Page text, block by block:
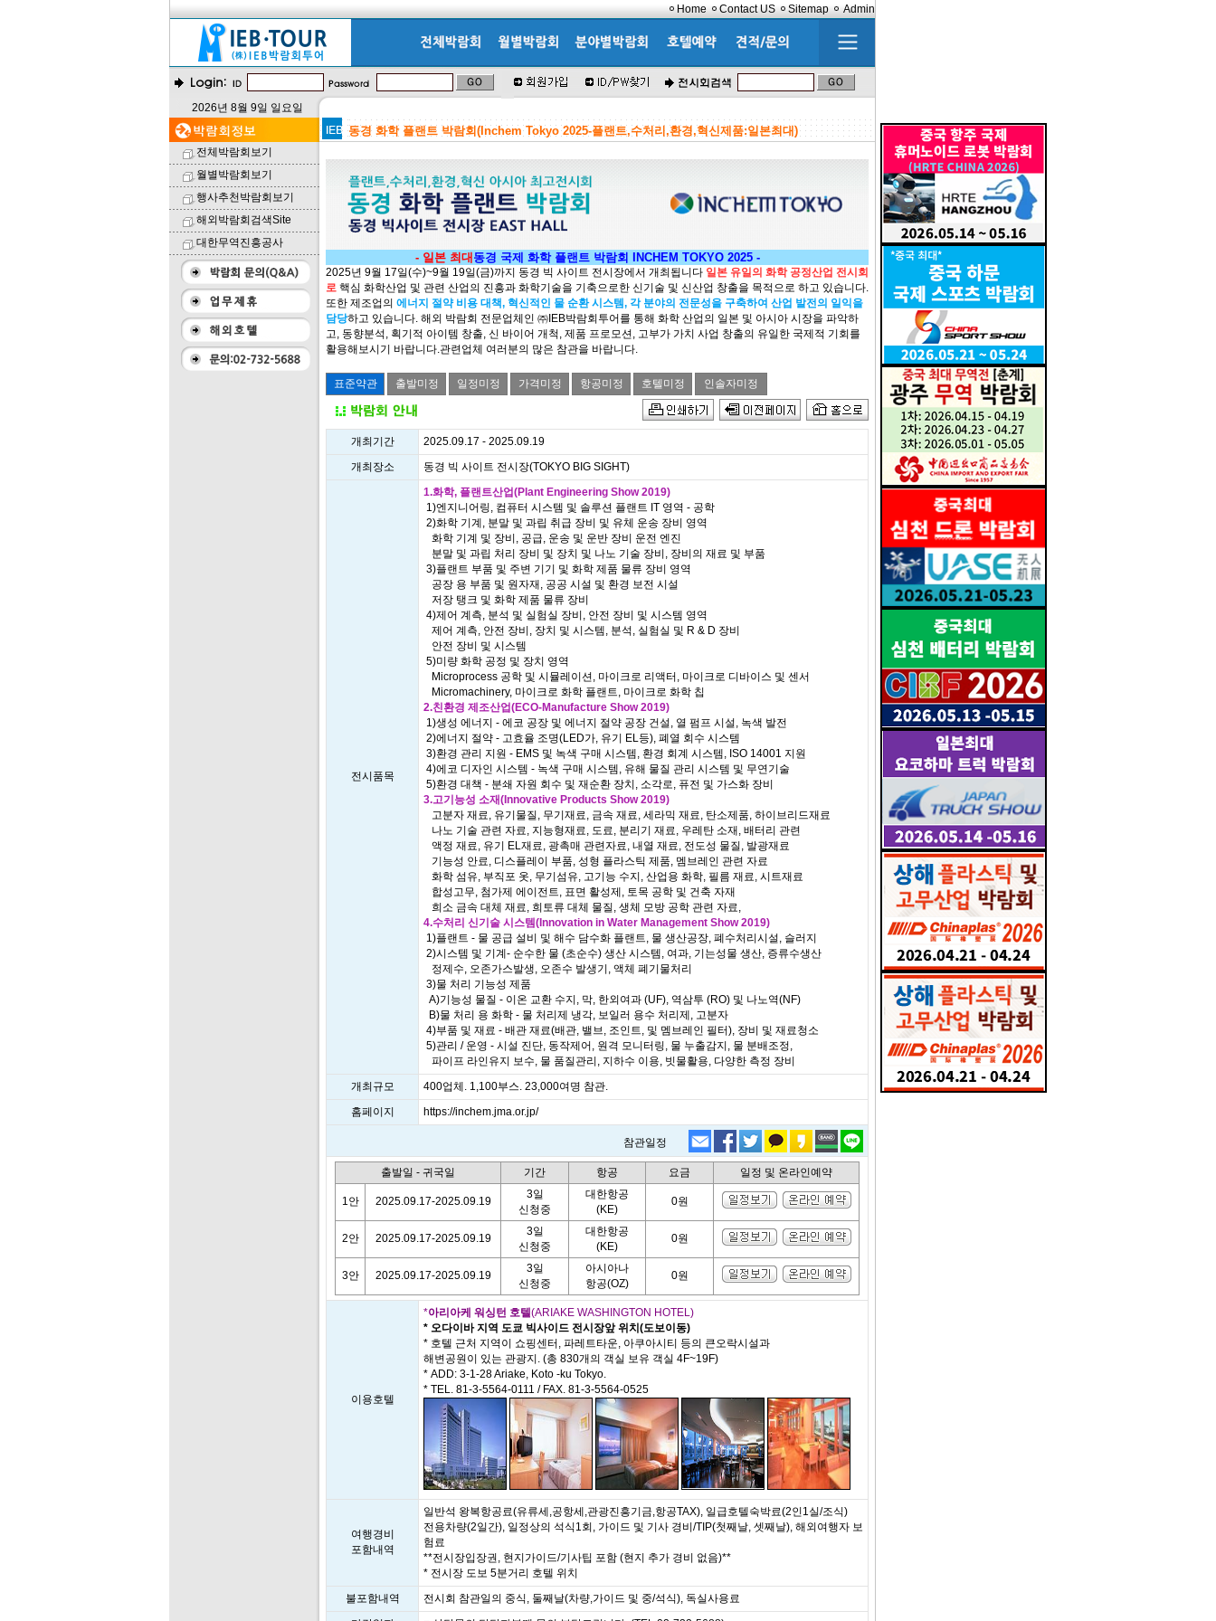
Home Contact US Sitemap Admin
2026년 8월 9일 일요일
전체박람회보기
월별박람회보기
행사추천박람회보기
해외박람회검색Site
대한무역진흥공사
동경 화학 플랜트 박람회(Inchem Tokyo 2025-플랜트,수처리,환경,혁신제품:일본최대)
- 일본 최대동경 국제 화학 플랜트 박람회 INCHEM TOKYO 2025 -
2025년 9월 17일(수)~9월 19일(금)까지 동경 빅 사이트 전시장에서 개최됩니다 일본 유일의 화학 공정산업 전시회
로 핵심 화학산업 및 관련 산업의 진흥과 화학기술을 기축으로한 신기술 및 신산업 창출을 목적으로 하고 있습니다.
또한 제조업의 에너지 절약 비용 대책, 혁신적인 물 순환 시스템, 각 분야의 전문성을 구축하여 산업 발전의 일익을
담당하고 있습니다. 해외 박람회 전문업체인 ㈜IEB박람회투어를 통해 화학 산업의 일본 및 아시아 시장을 파악하
고, 동향분석, 획기적 아이템 창출, 신 바이어 개척, 제품 프로모션, 고부가 가치 사업 창출의 유일한 국제적 기회를
활용해보시기 바랍니다.관련업체 여러분의 많은 참관을 바랍니다.
개최기간
2025.09.17 - 2025.09.19
개최장소
동경 빅 사이트 전시장(TOKYO BIG SIGHT)
전시품목
1.화학, 플랜트산업(Plant Engineering Show 2019)
1)엔지니어링, 컴퓨터 시스템 및 솔루션 플랜트 IT 영역 - 공학
2)화학 기계, 분말 및 과립 취급 장비 및 유체 운송 장비 영역
화학 기계 및 장비, 공급, 운송 및 운반 장비 운전 엔진
분말 및 과립 처리 장비 및 장치 및 나노 기술 장비, 장비의 재료 및 부품
3)플랜트 부품 및 주변 기기 및 화학 제품 물류 장비 영역
공장 용 부품 및 원자재, 공공 시설 및 환경 보전 시설
저장 탱크 및 화학 제품 물류 장비
4)제어 계측, 분석 및 실험실 장비, 안전 장비 및 시스템 영역
제어 계측, 안전 장비, 장치 및 시스템, 분석, 실험실 및 R & D 장비
안전 장비 및 시스템
5)미량 화학 공정 및 장치 영역
Microprocess 공학 및 시뮬레이션, 마이크로 리액터, 마이크로 디바이스 및 센서
Micromachinery, 마이크로 화학 플랜트, 마이크로 화학 칩
2.친환경 제조산업(ECO-Manufacture Show 2019)
1)생성 에너지 - 에코 공장 및 에너지 절약 공장 건설, 열 펌프 시설, 녹색 발전
2)에너지 절약 - 고효율 조명(LED가, 유기 EL등), 폐열 회수 시스템
3)환경 관리 지원 - EMS 및 녹색 구매 시스템, 환경 회계 시스템, ISO 14001 지원
4)에코 디자인 시스템 - 녹색 구매 시스템, 유해 물질 관리 시스템 및 무연기술
5)환경 대책 - 분쇄 자원 회수 및 재순환 장치, 소각로, 퓨전 및 가스화 장비
3.고기능성 소재(Innovative Products Show 2019)
고분자 재료, 유기물질, 무기재료, 금속 재료, 세라믹 재료, 탄소제품, 하이브리드재료
나노 기술 관련 자료, 지능형재료, 도료, 분리기 재료, 우레탄 소재, 배터리 관련
액정 재료, 유기 EL재료, 광촉매 관련자료, 내열 재료, 전도성 물질, 발광재료
기능성 안료, 디스플레이 부품, 성형 플라스틱 제품, 멤브레인 관련 자료
화학 섬유, 부직포 옷, 무기섬유, 고기능 수지, 산업용 화학, 필름 재료, 시트재료
합성고무, 첨가제 에이전트, 표면 활성제, 토목 공학 및 건축 자재
희소 금속 대체 재료, 희토류 대체 물질, 생체 모방 공학 관련 자료,
4.수처리 신기술 시스템(Innovation in Water Management Show 2019)
1)플랜트 - 물 공급 설비 및 해수 담수화 플랜트, 물 생산공장, 폐수처리시설, 슬러지
2)시스템 및 기계- 순수한 물 (초순수) 생산 시스템, 여과, 기는성물 생산, 증류수생산
정제수, 오존가스발생, 오존수 발생기, 액체 폐기물처리
3)물 처리 기능성 제품
A)기능성 물질 - 이온 교환 수지, 막, 한외여과 (UF), 역삼투 (RO) 및 나노역(NF)
B)물 처리 용 화학 - 물 처리제 냉각, 보일러 용수 처리제, 고분자
4)부품 및 재료 - 배관 재료(배관, 밸브, 조인트, 및 멤브레인 필터), 장비 및 재료청소
5)관리 / 운영 - 시설 진단, 동작제어, 원격 모니터링, 물 누출감지, 물 분배조정,
파이프 라인유지 보수, 물 품질관리, 지하수 이용, 빗물활용, 다양한 측정 장비
개최규모
400업체. 1,100부스. 23,000여명 참관.
홈페이지
https://inchem.jma.or.jp/
참관일정
출발일 - 귀국일 기간 항공 요금 일정 및 온라인예약
1안 2025.09.17-2025.09.19
3일
신청중
대한항공
(KE)
0원
2안 2025.09.17-2025.09.19
3일
신청중
대한항공
(KE)
0원
3안 2025.09.17-2025.09.19
3일
신청중
아시아나
항공(OZ)
0원
이용호텔
*아리아케 워싱턴 호텔(ARIAKE WASHINGTON HOTEL)
* 오다이바 지역 도쿄 빅사이드 전시장앞 위치(도보이동)
* 호텔 근처 지역이 쇼핑센터, 파레트타운, 아쿠아시티 등의 큰오락시설과
해변공원이 있는 관광지. (총 830개의 객실 보유 객실 4F~19F)
* ADD: 3-1-28 Ariake, Koto -ku Tokyo.
* TEL. 81-3-5564-0111 / FAX. 81-3-5564-0525
여행경비
포함내역
일반석 왕복항공료(유류세,공항세,관광진흥기금,항공TAX), 일급호텔숙박료(2인1실/조식)
전용차량(2일간), 일정상의 석식1회, 가이드 및 기사 경비/TIP(첫째날, 셋째날), 해외여행자 보
험료
**전시장입장권, 현지가이드/기사팁 포함 (현지 추가 경비 없음)**
* 전시장 도보 5분거리 호텔 위치
불포함내역
전시회 참관일의 중식, 둘째날(차량,가이드 및 중/석식), 독실사용료